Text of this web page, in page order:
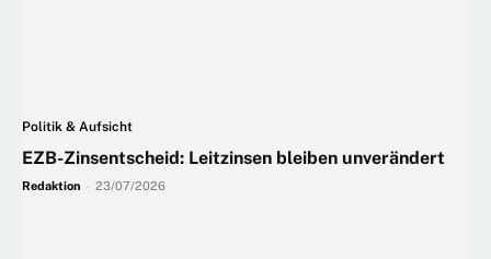
Politik & Aufsicht
EZB-Zinsentscheid: Leitzinsen bleiben unverändert
Redaktion 23/07/2026